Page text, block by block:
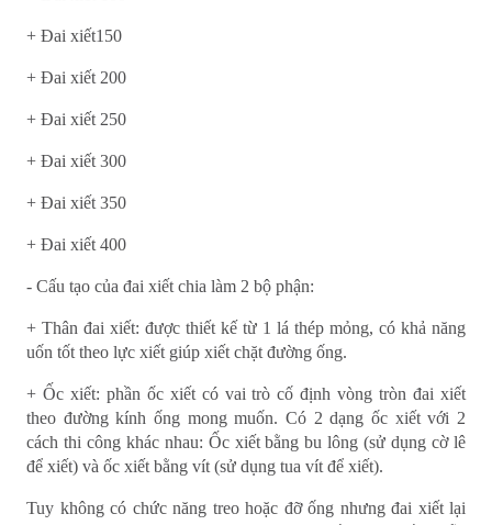
+ Đai xiết150
+ Đai xiết 200
+ Đai xiết 250
+ Đai xiết 300
+ Đai xiết 350
+ Đai xiết 400
- Cấu tạo của đai xiết chia làm 2 bộ phận:
+ Thân đai xiết: được thiết kế từ 1 lá thép mỏng, có khả năng
uốn tốt theo lực xiết giúp xiết chặt đường ống.
+ Ốc xiết: phần ốc xiết có vai trò cố định vòng tròn đai xiết
theo đường kính ống mong muốn. Có 2 dạng ốc xiết với 2
cách thi công khác nhau: Ốc xiết bằng bu lông (sử dụng cờ lê
để xiết) và ốc xiết bằng vít (sử dụng tua vít để xiết).
Tuy không có chức năng treo hoặc đỡ ống nhưng đai xiết lại